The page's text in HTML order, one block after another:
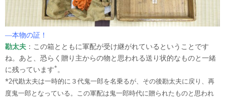
―本物の証！
勘太夫 ：この箱とともに軍配が受け継がれているということです
ね。あと、恐らく贈り主からの物と思われる送り状的なものと一緒
に残っています*。
*2代勘太夫は一時的に３代鬼一郎を名乗るが、その後勘太夫に戻り、再
度鬼一郎となっている。この軍配は鬼一郎時代に贈られたものと思われ